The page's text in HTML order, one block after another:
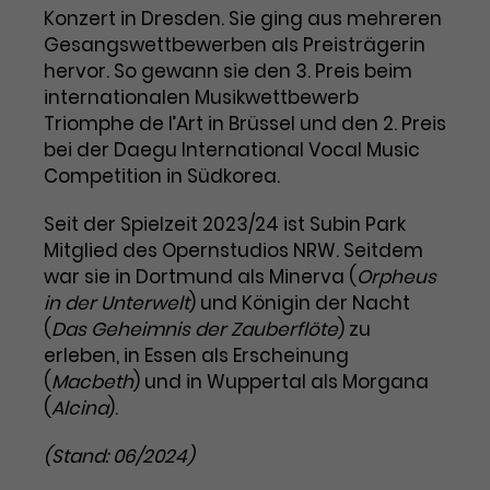
Benutzer*in wiedererkannt werden,
und es wird Zugang zu
geschützten Bereichen gewährt.
Name cookie_optin
Laufzeit 1 Monat
Zweck
Enthält die gewählten Tracking-
Optin-Einstellungen.
Laufzeit 2 Jahre
Dieses Cookie wird von Google
Analytics installiert. Das Cookie
wird verwendet, um
Besucher*innen-, Sitzungs- und
Kampagnendaten zu berechnen
und die Nutzung der Website für
den Analysebericht der Website zu
verfolgen. Die Cookies speichern
Informationen anonym und weisen
eine zufallsgenerierte Nummer zu,
um Besuche zu erkennen.
Marketing
Diese Gruppe beinhaltet alle Scripte, die es uns
ermöglichen die Leistung unserer
Werbekampagnen zu analysieren und
Conversions zu messen. Außerdem helfen sie
uns dabei Werbeanzeigen und Inhalte besser auf
die Interessen unserer Nutzer abzustimmen.
Name
_gcl_au
Anbieter Google Ads
Laufzeit 3 Monate
Zweck
Wird von Google verwendet, um
die Effizienz von Werbeanzeigen zu
messen und Conversions zu
speichern. Dieses Cookie hilft dabei
Google-Anzeigen auf unsere
Website gelangt sind.
Cookie-Informationen
Konzert in Dresden. Sie ging aus mehreren
Gesangswettbewerben als Preisträgerin
hervor. So gewann sie den 3. Preis beim
internationalen Musikwettbewerb
Triomphe de l’Art in Brüssel und den 2. Preis
bei der Daegu International Vocal Music
Competition in Südkorea.
Seit der Spielzeit 2023/24 ist Subin Park
Mitglied des Opernstudios NRW. Seitdem
war sie in Dortmund als Minerva (Orpheus
in der Unterwelt) und Königin der Nacht
(Das Geheimnis der Zauberflöte) zu
erleben, in Essen als Erscheinung
(Macbeth) und in Wuppertal als Morgana
(Alcina).
(Stand: 06/2024)